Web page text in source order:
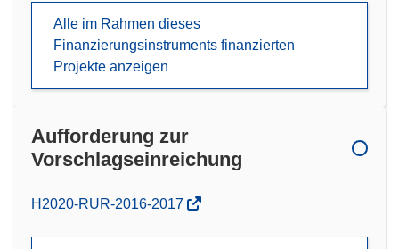
Alle im Rahmen dieses
Finanzierungsinstruments finanzierten
Projekte anzeigen
Aufforderung zur
Vorschlagseinreichung
(öffnet
H2020-RUR-2016-2017